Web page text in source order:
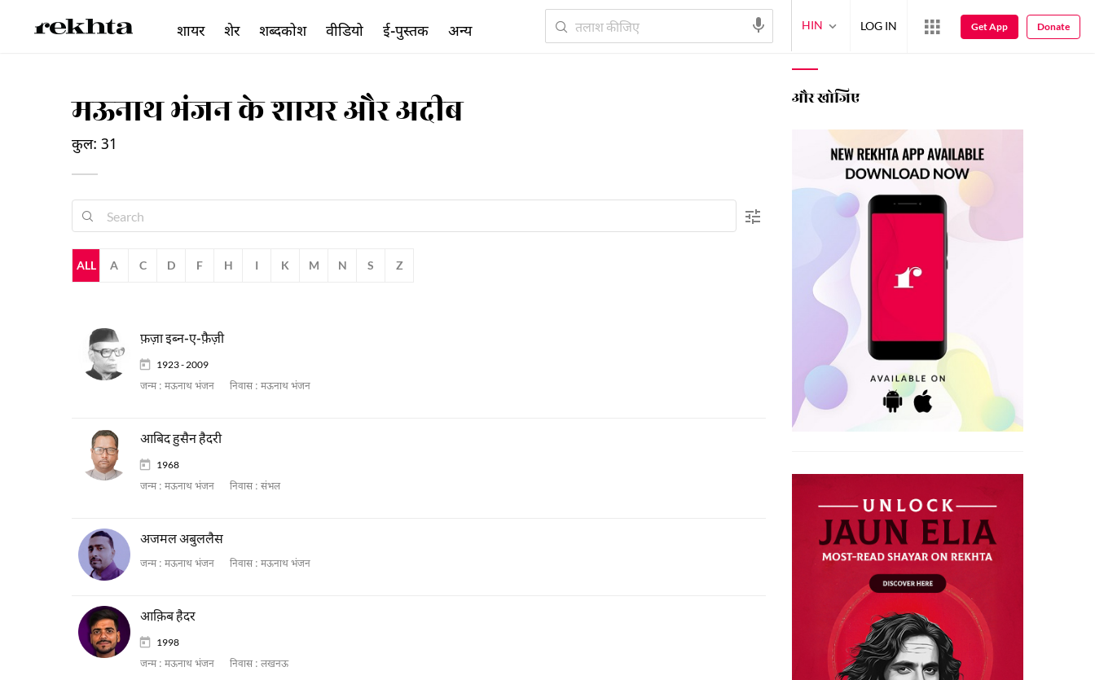
मऊनाथ भंजन के शायर और अदीब
कुल: 31
ALL A C D F H I K M N S Z
फ़ज़ा इब्न-ए-फ़ैज़ी
1923 - 2009
जन्म : मऊनाथ भंजन निवास : मऊनाथ भंजन
आबिद हुसैन हैदरी
1968
जन्म : मऊनाथ भंजन निवास : संभल
अजमल अबुललैस
जन्म : मऊनाथ भंजन निवास : मऊनाथ भंजन
आक़िब हैदर
1998
जन्म : मऊनाथ भंजन निवास : लखनऊ
और खोजिए
शायर शेर शब्दकोश वीडियो ई-पुस्तक अन्य HIN LOG IN Get App Donate